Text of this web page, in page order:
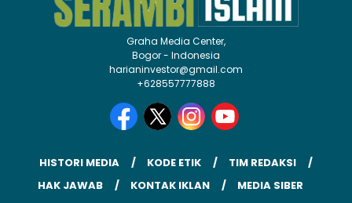
Graha Media Center,
Bogor - Indonesia
harianinvestor@gmail.com
+628557777888
HISTORI MEDIA KODE ETIK
TIM REDAKSI
HAK JAWAB
KONTAK IKLAN MEDIA SIBER